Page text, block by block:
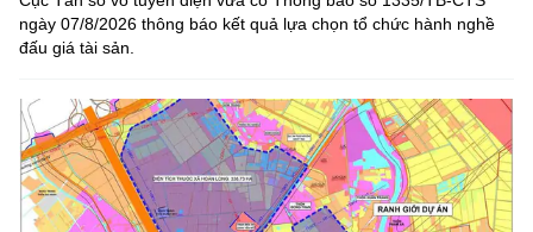
ngày 07/8/2026 thông báo kết quả lựa chọn tổ chức hành nghề
đấu giá tài sản.